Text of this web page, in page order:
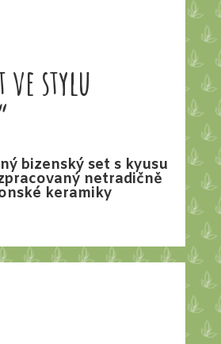
ve stylu
bizenský set s kyusu
netradičně
keramiky